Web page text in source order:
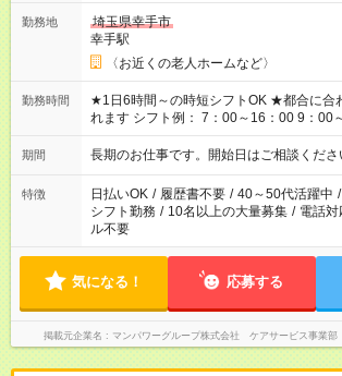
勤務地
埼玉県幸手市
幸手駅
〈お近くの老人ホームなど〉
勤務時間
★1日6時間～の時短シフトOK ★都合に合わせてシフトが決めら
れます シフト例： 7：00～16：00 9：00
18：00 11：00～20：00 など ※Wワークの場合、他のお仕事と
合わせ週40時間超の就業はご案内できま
派遣法（日雇い派遣の原則禁止）により
業はご案内が難しい場合があります
期間 長期のお仕事です。開始日はご相談くだ
特徴 日払いOK / 履歴書不要 / 40～50代活躍中 /
シフト勤務 / 10名以上の大量募集 / 電話対
ル不要
気になる！ 応募する
掲載元企業名 マンパワーグループ株式会社 ケアサービス事業部